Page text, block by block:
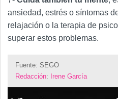
ansiedad, estrés o síntomas
relajación o la terapia de
superar estos problemas.
Fuente: SEGO
Redacción: Irene García